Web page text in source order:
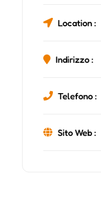
Location :
Indirizzo :
Telefono :
Sito Web :